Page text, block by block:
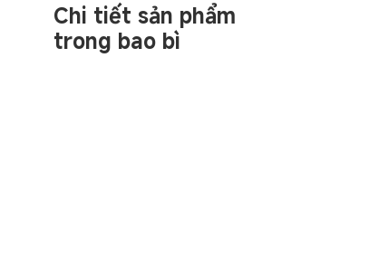
Chi tiết sản phẩm
trong bao bì